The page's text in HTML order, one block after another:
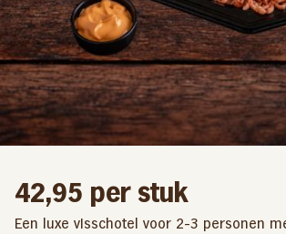
42,95 per stuk
Een luxe visschotel voor 2-3 personen